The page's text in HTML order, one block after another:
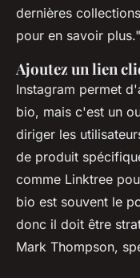
dernières
pour en savoir plus."
Ajoutez un lien
Instagram permet
bio, mais c'est un
diriger les
de produit
comme Linktree
bio est souvent le
donc il doit être
Mark Thompson,